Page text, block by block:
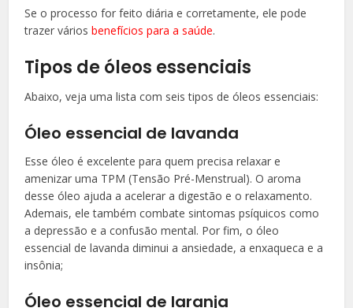
Se o processo for feito diária e corretamente, ele pode
trazer váriosbenefícios para a saúde.
Tipos de óleos essenciais
Abaixo, veja uma lista com seis tipos de óleos essenciais:
Óleo essencial de lavanda
Esse óleo é excelente para quem precisa relaxar e
amenizar uma TPM (Tensão Pré-Menstrual). O aroma
desse óleo ajuda a acelerar a digestão e o relaxamento.
Ademais, ele também combate sintomas psíquicos como
a depressão e a confusão mental. Por fim, o óleo
essencial de lavanda diminui a ansiedade, a enxaqueca e a
insônia;
Óleo essencial de laranja